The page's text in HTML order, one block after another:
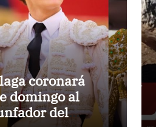
coronará
domingo al
del